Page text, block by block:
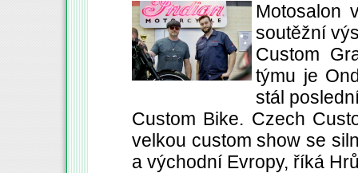
Motosalon
soutěžní
Custom
týmu je
stál
Custom Bike. Czech
velkou custom show se
a východní Evropy, říká